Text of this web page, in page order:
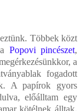
Többek közt
Popovi pincészet,
a
fogadott
A papírok gyors
előálltam egy